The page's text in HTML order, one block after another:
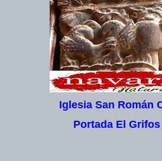
Iglesia San Román
PortadaEl Grifos